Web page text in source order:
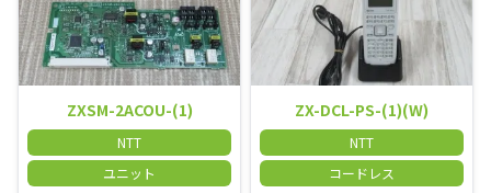
ZXSM-2ACOU-(1)
NTT
ユニット
ZX-DCL-PS-(1)(W)
NTT
コードレス